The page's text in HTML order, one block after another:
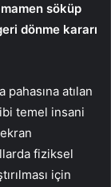
söküp
dönme kararı
atılan
temel insani
fiziksel
için